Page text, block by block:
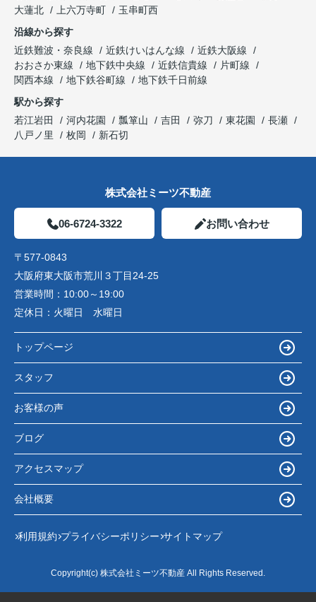
大蓮北
上六万寺町
玉串町西
沿線から探す
近鉄難波・奈良線
近鉄けいはんな線
近鉄大阪線
おおさか東線
地下鉄中央線 近鉄信貴線
片町線
関西本線
地下鉄谷町線
地下鉄千日前線
駅から探す
若江岩田
河内花園 瓢箪山 吉田 弥刀 東花園
長瀬
八戸ノ里
枚岡 新石切
株式会社ミーツ不動産
06-6724-3322 お問い合わせ
〒577-0843
大阪府東大阪市荒川３丁目24-25
営業時間： 10:00～19:00
定休日： 火曜日 水曜日
トップページ
スタッフ
お客様の声
ブログ
アクセスマップ
会社概要
利用規約 プライバシーポリシー サイトマップ
Copyright(c) 株式会社ミーツ不動産 All Rights Reserved.